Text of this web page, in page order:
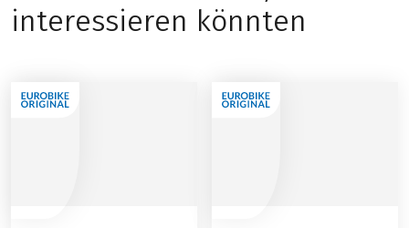
interessieren könnten